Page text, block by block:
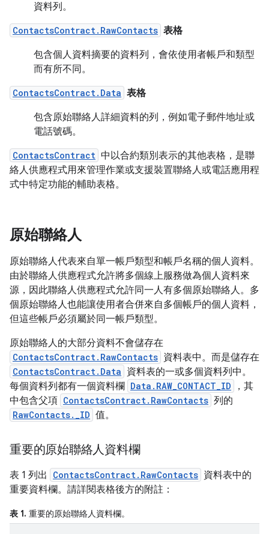
資料列。
ContactsContract.RawContacts 表格
包含個人資料摘要的資料列，會依使用者帳戶和類型
而有所不同。
ContactsContract.Data 表格
包含原始聯絡人詳細資料的列，例如電子郵件地址或
電話號碼。
ContactsContract 中以合約類別表示的其他表格，是聯
絡人供應程式用來管理作業或支援裝置聯絡人或電話應用程
式中特定功能的輔助表格。
原始聯絡人
原始聯絡人代表來自單一帳戶類型和帳戶名稱的個人資料。
由於聯絡人供應程式允許將多個線上服務做為個人資料來
源，因此聯絡人供應程式允許同一人有多個原始聯絡人。多
個原始聯絡人也能讓使用者合併來自多個帳戶的個人資料，
但這些帳戶必須屬於同一帳戶類型。
原始聯絡人的大部分資料不會儲存在
ContactsContract.RawContacts 資料表中。而是儲存在
ContactsContract.Data 資料表的一或多個資料列中。
每個資料列都有一個資料欄 Data.RAW_CONTACT_ID
，其
中包含父項 ContactsContract.RawContacts 列的
RawContacts._ID 值。
重要的原始聯絡人資料欄
表 1 列出 ContactsContract.RawContacts 資料表中的
重要資料欄。請詳閱表格後方的附註：
表 1. 重要的原始聯絡人資料欄。